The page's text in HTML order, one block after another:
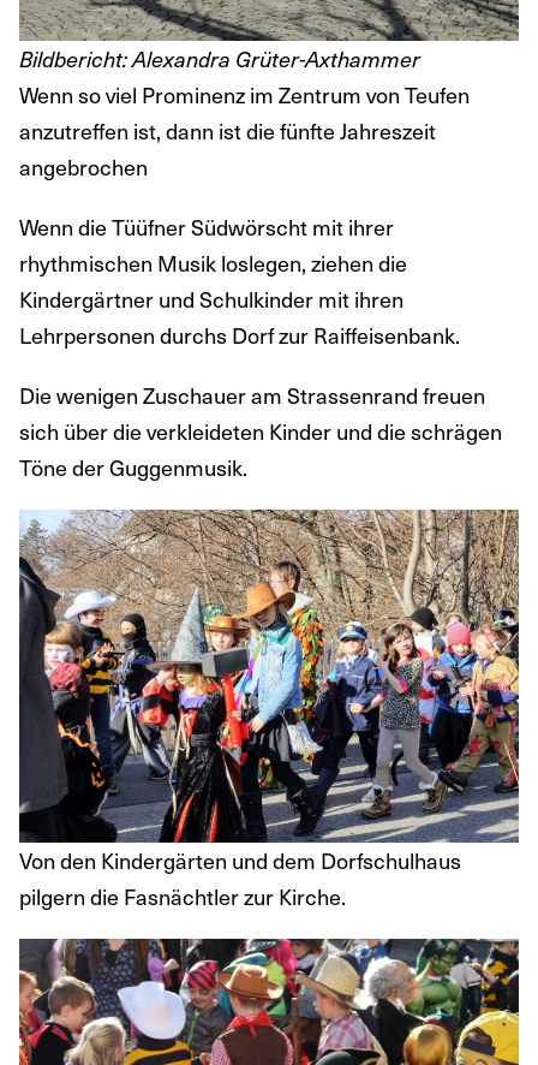
Bildbericht: Alexandra Grüter-Axthammer
Wenn so viel Prominenz im Zentrum von Teufen
anzutreffen ist, dann ist die fünfte Jahreszeit
angebrochen
Wenn die Tüüfner Südwörscht mit ihrer
rhythmischen Musik loslegen, ziehen die
Kindergärtner und Schulkinder mit ihren
Lehrpersonen durchs Dorf zur Raiffeisenbank.
Die wenigen Zuschauer am Strassenrand freuen
sich über die verkleideten Kinder und die schrägen
Töne der Guggenmusik.
Von den Kindergärten und dem Dorfschulhaus
pilgern die Fasnächtler zur Kirche.